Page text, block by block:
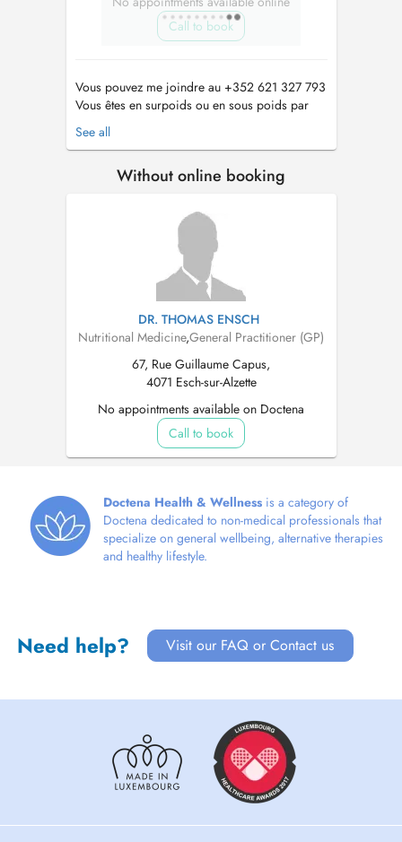
Call to book
Vous pouvez me joindre au +352 621 327 793
Vous êtes en surpoids ou en sous poids par
exemple, nous traitons cela par une approche
globale. Nous travaillons sur la gestion du
sommeil, etc. afin de maitriser les
See all
Without online booking
DR. THOMAS ENSCH
Nutritional Medicine,General Practitioner (GP)
67, Rue Guillaume Capus,
4071 Esch-sur-Alzette
No appointments available on Doctena
Call to book
Doctena Health & Wellness is a category of
Doctena dedicated to non-medical professionals that
specialize on general wellbeing, alternative therapies
and healthy lifestyle.
Need help? Visit our FAQ or Contact us